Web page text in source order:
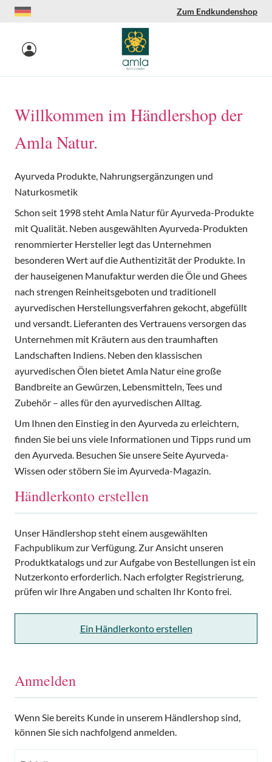
Zum Endkundenshop
Willkommen im Händlershop der
Amla Natur.
Ayurveda Produkte, Nahrungsergänzungen und
Naturkosmetik
Schon seit 1998 steht Amla Natur für Ayurveda-Produkte
mit Qualität. Neben ausgewählten Ayurveda-Produkten
renommierter Hersteller legt das Unternehmen
besonderen Wert auf die Authentizität der Produkte. In
der hauseigenen Manufaktur werden die Öle und Ghees
nach strengen Reinheitsgeboten und traditionell
ayurvedischen Herstellungsverfahren gekocht, abgefüllt
und versandt. Lieferanten des Vertrauens versorgen das
Unternehmen mit Kräutern aus den traumhaften
Landschaften Indiens. Neben den klassischen
ayurvedischen Ölen bietet Amla Natur eine große
Bandbreite an Gewürzen, Lebensmitteln, Tees und
Zubehör – alles für den ayurvedischen Alltag.
Um Ihnen den Einstieg in den Ayurveda zu erleichtern,
finden Sie bei uns viele Informationen und Tipps rund um
den Ayurveda. Besuchen Sie unsere Seite Ayurveda-
Wissen oder stöbern Sie im Ayurveda-Magazin.
Händlerkonto erstellen
Unser Händlershop steht einem ausgewählten
Fachpublikum zur Verfügung. Zur Ansicht unseren
Produktkatalogs und zur Aufgabe von Bestellungen ist ein
Nutzerkonto erforderlich. Nach erfolgter Registrierung,
prüfen wir Ihre Angaben und schalten Ihr Konto frei.
Ein Händlerkonto erstellen
Anmelden
Wenn Sie bereits Kunde in unserem Händlershop sind,
können Sie sich nachfolgend anmelden.